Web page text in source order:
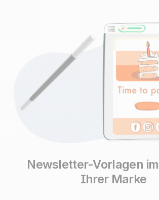
Newsletter-Vorlagen
Ihrer Marke